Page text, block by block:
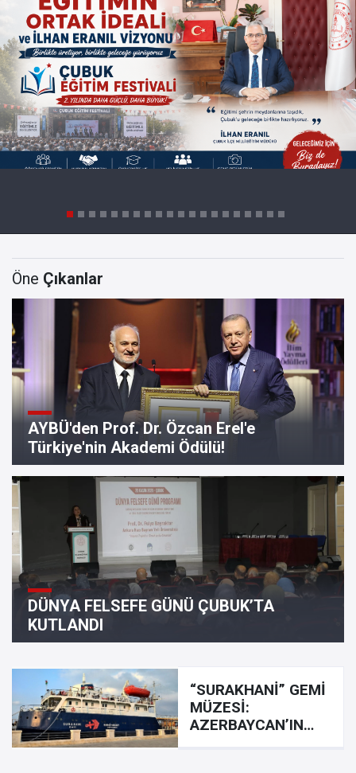
Öne Çıkanlar
AYBÜ'den Prof. Dr. Özcan Erel'e
Türkiye'nin Akademi Ödülü!
DÜNYA FELSEFE GÜNÜ ÇUBUK’TA
KUTLANDI
“SURAKHANİ” GEMİ
MÜZESİ:
AZERBAYCAN’IN